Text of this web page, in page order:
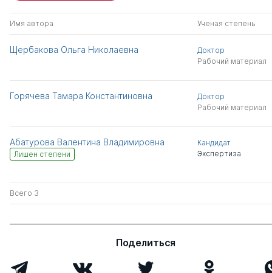
Имя автора Ученая степень
Щербакова Ольга Николаевна
Доктор
Рабочий материал
Горячева Тамара Константиновна
Доктор
Рабочий материал
Абатурова Валентина Владимировна
Лишен степени
Кандидат
Экспертиза
Всего 3
Поделиться